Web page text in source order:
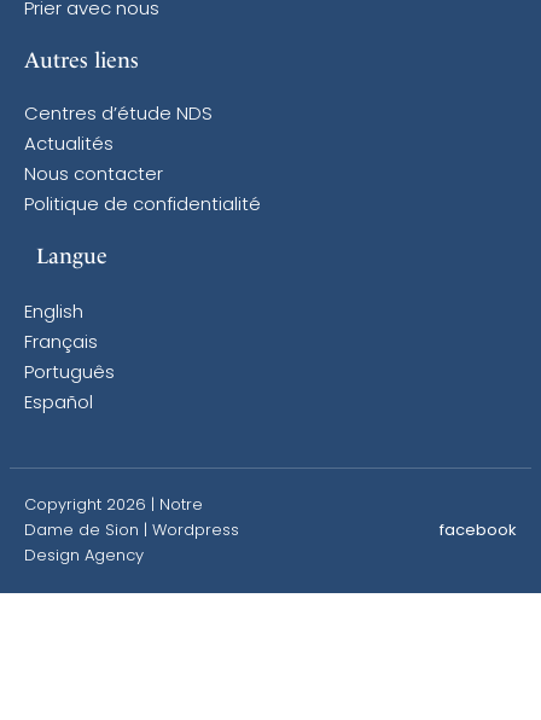
Prier avec nous
Autres liens
Centres d’étude NDS
Actualités
Nous contacter
Politique de confidentialité
Langue
English
Français
Português
Español
Copyright 2026 | Notre
Dame de Sion | Wordpress
Design Agency
facebook